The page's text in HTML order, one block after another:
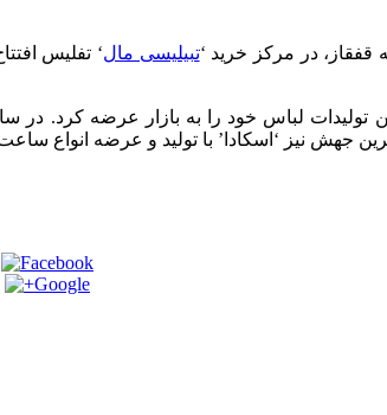
قفقاز، در مرکز خرید ‘تبیلیسی مال‘ تفلیس